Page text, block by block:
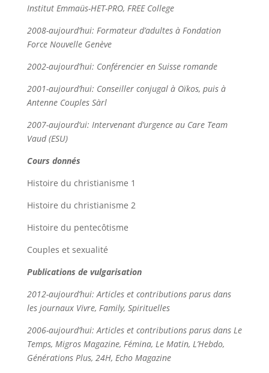
Institut Emmaüs-HET-PRO, FREE College
2008-aujourd’hui: Formateur d’adultes à Fondation
Force Nouvelle Genève
2002-aujourd’hui: Conférencier en Suisse romande
2001-aujourd’hui: Conseiller conjugal à Oïkos, puis à
Antenne Couples Sàrl
2007-aujourd’ui: Intervenant d’urgence au Care Team
Vaud (ESU)
Cours donnés
Histoire du christianisme 1
Histoire du christianisme 2
Histoire du pentecôtisme
Couples et sexualité
Publications de vulgarisation
2012-aujourd’hui: Articles et contributions parus dans
les journaux Vivre, Family, Spirituelles
2006-aujourd’hui: Articles et contributions parus dans Le
Temps, Migros Magazine, Fémina, Le Matin, L’Hebdo,
Générations Plus, 24H, Echo Magazine